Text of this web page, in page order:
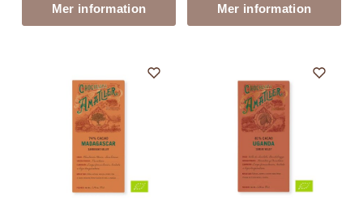
Mer information Mer information